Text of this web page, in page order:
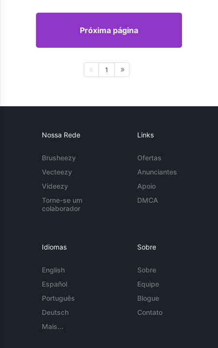
Próxima página
1
Nossa Rede
Brusheezy
Vecteezy
Videezy
Torne-se um
colaborador
Links
Ofertas
Anunciantes
Apoio
DMCA
Idiomas
English
Español
Português
Deutsch
Mais...
Sobre
Sobre
Equipe
Blogue
Contato